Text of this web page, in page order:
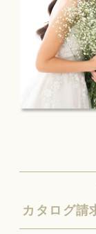
カタログ請